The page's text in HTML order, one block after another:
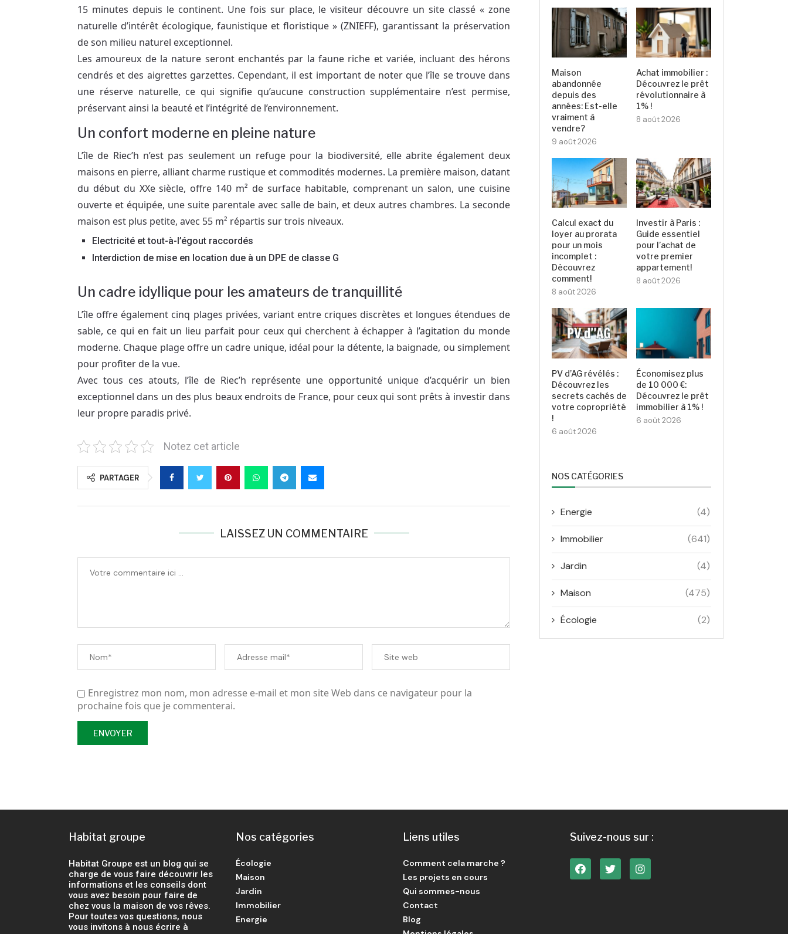
15 minutes depuis le continent. Une fois sur place, le visiteur découvre un site classé « zone
naturelle d’intérêt écologique, faunistique et floristique » (ZNIEFF), garantissant la préservation
de son milieu naturel exceptionnel.
Les amoureux de la nature seront enchantés par la faune riche et variée, incluant des hérons
cendrés et des aigrettes garzettes. Cependant, il est important de noter que l’île se trouve dans
une réserve naturelle, ce qui signifie qu’aucune construction supplémentaire n’est permise,
préservant ainsi la beauté et l’intégrité de l’environnement.
Un confort moderne en pleine nature
L’île de Riec’h n’est pas seulement un refuge pour la biodiversité, elle abrite également deux
maisons en pierre, alliant charme rustique et commodités modernes. La première maison, datant
du début du XXe siècle, offre 140 m² de surface habitable, comprenant un salon, une cuisine
ouverte et équipée, une suite parentale avec salle de bain, et deux autres chambres. La seconde
maison est plus petite, avec 55 m² répartis sur trois niveaux.
Electricité et tout-à-l’égout raccordés
Interdiction de mise en location due à un DPE de classe G
Un cadre idyllique pour les amateurs de tranquillité
L’île offre également cinq plages privées, variant entre criques discrètes et longues étendues de
sable, ce qui en fait un lieu parfait pour ceux qui cherchent à échapper à l’agitation du monde
moderne. Chaque plage offre un cadre unique, idéal pour la détente, la baignade, ou simplement
pour profiter de la vue.
Avec tous ces atouts, l’île de Riec’h représente une opportunité unique d’acquérir un bien
exceptionnel dans un des plus beaux endroits de France, pour ceux qui sont prêts à investir dans
leur propre paradis privé.
Notez cet article
PARTAGER
LAISSEZ UN COMMENTAIRE
Enregistrez mon nom, mon adresse e-mail et mon site Web dans ce navigateur pour la
prochaine fois que je commenterai.
Maison
abandonnée
depuis des
années: Est-elle
vraiment à
vendre?
9 août 2026
Achat immobilier :
Découvrez le prêt
révolutionnaire à
1% !
8 août 2026
Calcul exact du
loyer au prorata
pour un mois
incomplet :
Découvrez
comment!
8 août 2026
Investir à Paris :
Guide essentiel
pour l’achat de
votre premier
appartement!
8 août 2026
PV d’AG révélés :
Découvrez les
secrets cachés de
votre copropriété
!
6 août 2026
Économisez plus
de 10 000 €:
Découvrez le prêt
immobilier à 1% !
6 août 2026
NOS CATÉGORIES
Energie (4)
Immobilier (641)
Jardin (4)
Maison (475)
Écologie (2)
Habitat groupe
Habitat Groupe est un blog qui se
charge de vous faire découvrir les
informations et les conseils dont
vous avez besoin pour faire de
chez vous la maison de vos rêves.
Pour toutes vos questions, nous
vous invitons à nous écrire à
Nos catégories
Écologie
Maison
Jardin
Immobilier
Energie
Liens utiles
Comment cela marche ?
Les projets en cours
Qui sommes-nous
Contact
Blog
Suivez-nous sur :